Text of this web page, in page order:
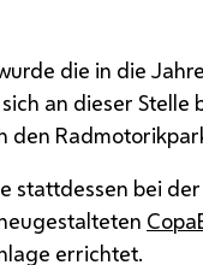
die in die
an dieser Stelle
den
stattdessen bei der
errichtet.